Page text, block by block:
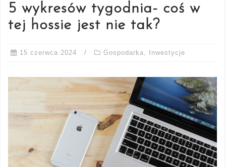
5 wykresów tygodnia- coś w
tej hossie jest nie tak?
15 czerwca 2024 Gospodarka Inwestycje